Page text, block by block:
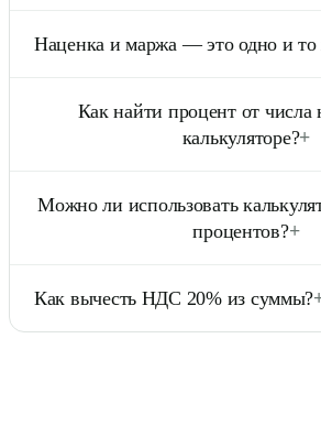
Наценка и маржа — это одно и то
итоговой цены продажи. Наценка
100%, а маржа — никогда не достигает
Как найти процент от
калькуляторе?+
разделите на 100. Или просто
дробь (для 15% умножьте на 0.15).
Можно ли использовать
процентов?+
Для расчета вкладов или инвестиций с
лучше использовать
Как вычесть НДС 20% из суммы?